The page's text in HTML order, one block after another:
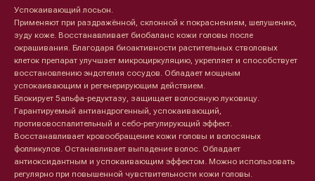
Успокаивающий лосьон.
Применяют при раздражённой, склонной к покраснениям, шелушению,
зуду коже. Восстанавливает биобаланс кожи головы после
окрашивания. Благодаря биоактивности растительных стволовых
клеток препарат улучшает микроциркуляцию, укрепляет и способствует
восстановлению эндотелия сосудов. Обладает мощным
успокаивающим и регенерирующим действием.
Блокирует 5альфа-редуктазу, защищает волосяную луковицу.
Гарантируемый антиандрогенный, успокаивающий,
противовоспалительный и себо-регулирующий эффект.
Восстанавливает кровообращение кожи головы и волосяных
фолликулов. Останавливает выпадение волос. Обладает
антиоксидантным и успокаивающим эффектом. Можно использовать
регулярно при повышенной чувствительности кожи головы.